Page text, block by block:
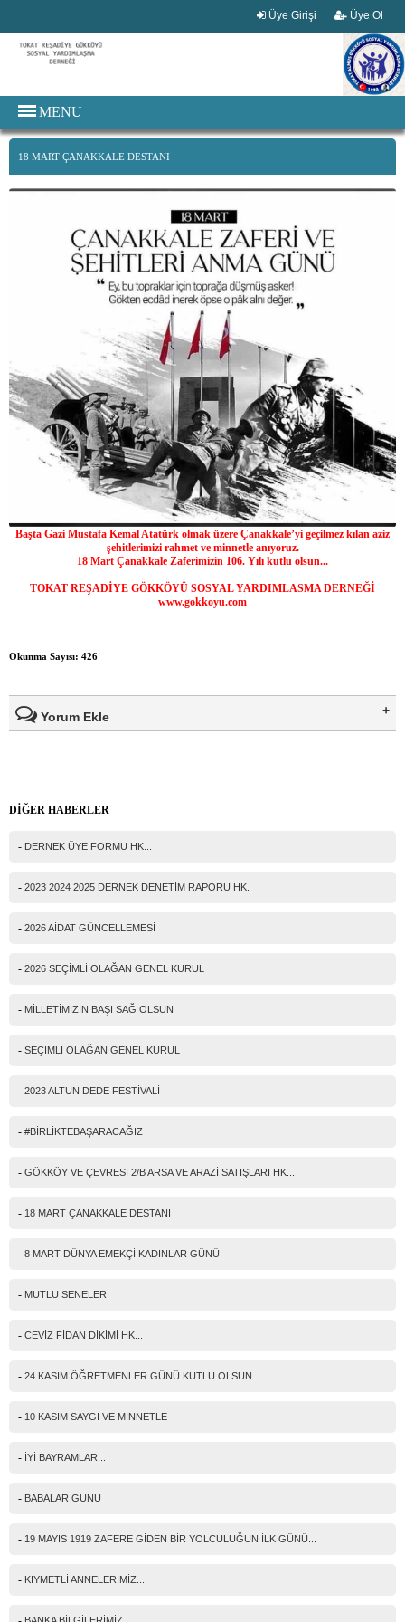
Üye Girişi Üye Ol
MENU
18 MART ÇANAKKALE DESTANI
Başta Gazi Mustafa Kemal Atatürk olmak üzere Çanakkale’yi geçilmez kılan aziz
şehitlerimizi rahmet ve minnetle anıyoruz.
18 Mart Çanakkale Zaferimizin 106. Yılı kutlu olsun...
TOKAT REŞADİYE GÖKKÖYÜ SOSYAL YARDIMLASMA DERNEĞİ
www.gokkoyu.com
Okunma Sayısı: 426
Yorum Ekle
Mesajınız(*)
IP Adresiniz
216.73.216.48
DİĞER HABERLER
- DERNEK ÜYE FORMU HK...
- 2023 2024 2025 DERNEK DENETİM RAPORU HK.
- 2026 AİDAT GÜNCELLEMESİ
- 2026 SEÇİMLİ OLAĞAN GENEL KURUL
- MİLLETİMİZİN BAŞI SAĞ OLSUN
- SEÇİMLİ OLAĞAN GENEL KURUL
- 2023 ALTUN DEDE FESTİVALİ
- #BİRLİKTEBAŞARACAĞIZ
- GÖKKÖY VE ÇEVRESİ 2/B ARSA VE ARAZİ SATIŞLARI HK...
- 18 MART ÇANAKKALE DESTANI
- 8 MART DÜNYA EMEKÇİ KADINLAR GÜNÜ
- MUTLU SENELER
- CEVİZ FİDAN DİKİMİ HK...
- 24 KASIM ÖĞRETMENLER GÜNÜ KUTLU OLSUN....
- 10 KASIM SAYGI VE MİNNETLE
- İYİ BAYRAMLAR...
- BABALAR GÜNÜ
- 19 MAYIS 1919 ZAFERE GİDEN BİR YOLCULUĞUN İLK GÜNÜ...
- KIYMETLİ ANNELERİMİZ...
BANKA BİLGİLERİMİZ